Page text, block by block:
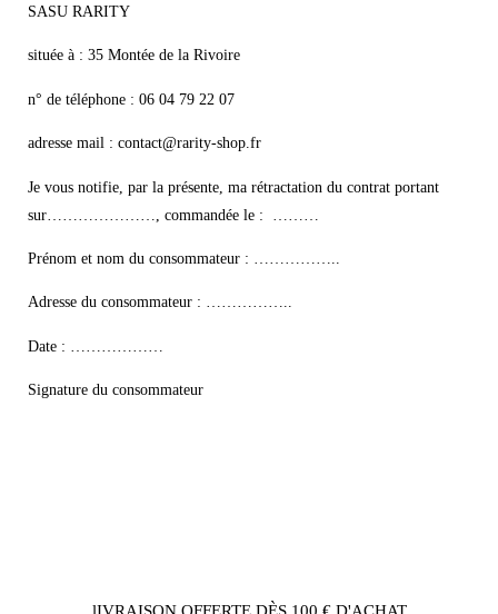
SASU RARITY
située à : 35 Montée de la Rivoire
n° de téléphone : 06 04 79 22 07
adresse mail : contact@rarity-shop.fr
Je vous notifie, par la présente, ma rétractation du contrat portant
sur…………………, commandée le : ………
Prénom et nom du consommateur : ……………..
Adresse du consommateur : ……………..
Date : ………………
Signature du consommateur